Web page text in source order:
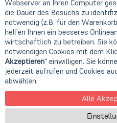
Displaybeleuchtung
LED Hintergrundbeleuchtung
Touchscreen
vorhanden
WebCam
Webcam
integrierte HD WebCam
Hauptspeicher
inst. Speicher
8 GB DDR4 (1x 8 GB)
max. Speicher
32 GB DDR4 (auf 2
Webserver an Ihren Computer
die Dauer des Besuchs zu
notwendig (z.B. für den
helfen Ihnen ein besseres
wirtschaftlich zu betreiben. Sie
notwendigen Cookies mit dem
Akzeptieren" einwilligen. Sie
jederzeit aufrufen und Cookies
abwählen.
Alle